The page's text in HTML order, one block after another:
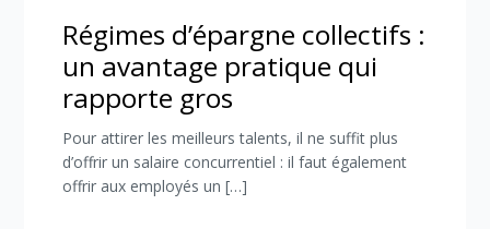
Régimes d’épargne collectifs :
un avantage pratique qui
rapporte gros
Pour attirer les meilleurs talents, il ne suffit plus
d’offrir un salaire concurrentiel : il faut également
offrir aux employés un […]